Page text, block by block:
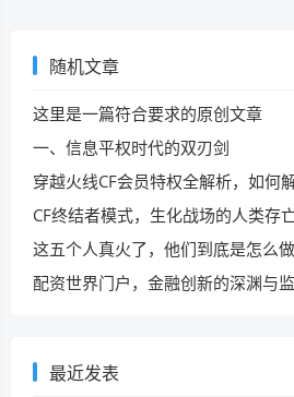
随机文章
这里是一篇符合要求的原创文章
一、信息平权时代的双刃剑
穿越火线CF会员特权全解析，如何
CF终结者模式，生化战场的人类存
这五个人真火了，他们到底是怎么做
配资世界门户，金融创新的深渊与
最近发表